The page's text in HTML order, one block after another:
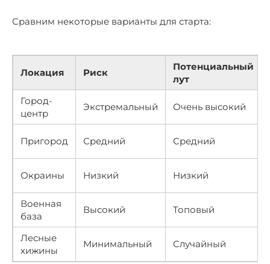
Сравним некоторые варианты для старта:
Локация Риск
Потенциальный
лут
Город-
центр
Экстремальный Очень высокий
Пригород Средний Средний
Окраины Низкий Низкий
Военная
база
Высокий Топовый
Лесные
хижины
Минимальный Случайный